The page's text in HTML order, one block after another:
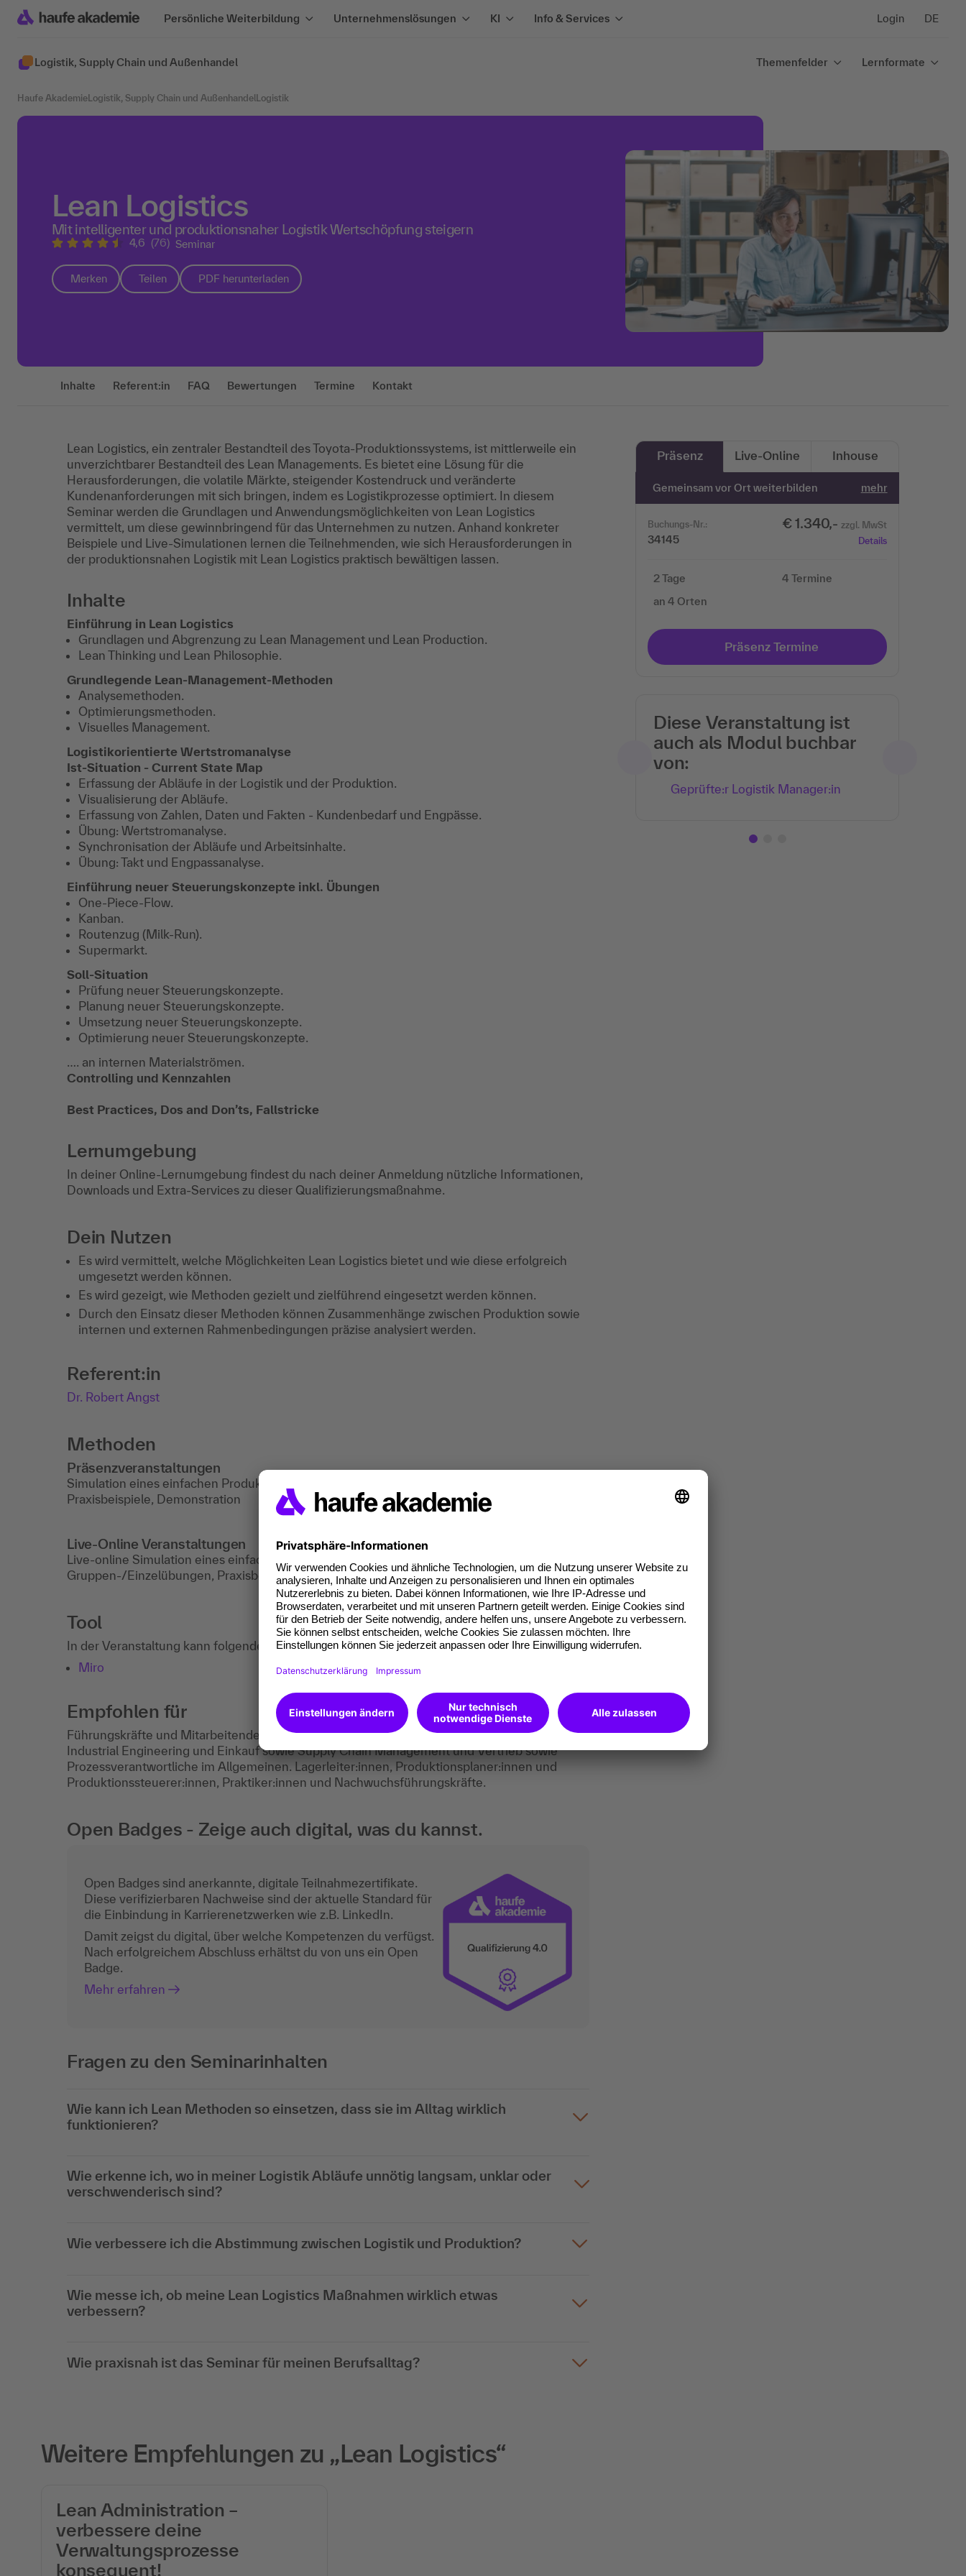
Persönliche Weiterbildung Unternehmenslösungen KI Info & Services Login DE
Logistik, Supply Chain und Außenhandel Themenfelder Lernformate
Haufe Akademie Logistik, Supply Chain und Außenhandel Logistik
Lean Logistics
Mit intelligenter und produktionsnaher Logistik Wertschöpfung steigern
4,6 (76) Seminar
Merken Teilen PDF herunterladen
Inhalte Referent:in FAQ Bewertungen Termine Kontakt
Lean Logistics, ein zentraler Bestandteil des Toyota-Produktionssystems, ist mittlerweile ein
unverzichtbarer Bestandteil des Lean Managements. Es bietet eine Lösung für die
Herausforderungen, die volatile Märkte, steigender Kostendruck und veränderte
Kundenanforderungen mit sich bringen, indem es Logistikprozesse optimiert. In diesem
Seminar werden die Grundlagen und Anwendungsmöglichkeiten von Lean Logistics
vermittelt, um diese gewinnbringend für das Unternehmen zu nutzen. Anhand konkreter
Beispiele und Live-Simulationen lernen die Teilnehmenden, wie sich Herausforderungen in
der produktionsnahen Logistik mit Lean Logistics praktisch bewältigen lassen.
Inhalte
Einführung in Lean Logistics
Grundlagen und Abgrenzung zu Lean Management und Lean Production.
Lean Thinking und Lean Philosophie.
Grundlegende Lean-Management-Methoden
Analysemethoden.
Optimierungsmethoden.
Visuelles Management.
Logistikorientierte Wertstromanalyse
Ist-Situation - Current State Map
Erfassung der Abläufe in der Logistik und der Produktion.
Visualisierung der Abläufe.
Erfassung von Zahlen, Daten und Fakten - Kundenbedarf und Engpässe.
Übung: Wertstromanalyse.
Synchronisation der Abläufe und Arbeitsinhalte.
Übung: Takt und Engpassanalyse.
Einführung neuer Steuerungskonzepte inkl. Übungen
One-Piece-Flow.
Kanban.
Routenzug (Milk-Run).
Supermarkt.
Soll-Situation
Prüfung neuer Steuerungskonzepte.
Planung neuer Steuerungskonzepte.
Umsetzung neuer Steuerungskonzepte.
Optimierung neuer Steuerungskonzepte.
…. an internen Materialströmen.
Controlling und Kennzahlen
Best Practices, Dos and Don’ts, Fallstricke
Lernumgebung
In deiner Online-Lernumgebung findest du nach deiner Anmeldung nützliche Informationen,
Downloads und Extra-Services zu dieser Qualifizierungsmaßnahme.
Dein Nutzen
Es wird vermittelt, welche Möglichkeiten Lean Logistics bietet und wie diese erfolgreich
umgesetzt werden können.
Es wird gezeigt, wie Methoden gezielt und zielführend eingesetzt werden können.
Durch den Einsatz dieser Methoden können Zusammenhänge zwischen Produktion sowie
internen und externen Rahmenbedingungen präzise analysiert werden.
Referent:in
Dr. Robert Angst
Methoden
Präsenzveranstaltungen
Simulation eines einfachen Produktionsprozesses, Impulsvorträge, Gruppen-/Einzelübungen,
Praxisbeispiele, Demonstration
Live-Online Veranstaltungen
Live-online Simulation eines einfachen Produktionsprozesses, Impulsvorträge,
Gruppen-/Einzelübungen, Praxisbeispiele, Demonstration
Tool
In der Veranstaltung kann folgendes Drittanbieter-Tool eingesetzt werden:
Miro
Empfohlen für
Führungskräfte und Mitarbeitende aus den Unternehmensbereichen Logistik, Produktion,
Industrial Engineering und Einkauf sowie Supply Chain Management und Vertrieb sowie
Prozessverantwortliche im Allgemeinen. Lagerleiter:innen, Produktionsplaner:innen und
Produktionssteuerer:innen, Praktiker:innen und Nachwuchsführungskräfte.
Open Badges - Zeige auch digital, was du kannst.
Open Badges sind anerkannte, digitale Teilnahmezertifikate.
Diese verifizierbaren Nachweise sind der aktuelle Standard für
die Einbindung in Karrierenetzwerken wie z.B. LinkedIn.
Damit zeigst du digital, über welche Kompetenzen du verfügst.
Nach erfolgreichem Abschluss erhältst du von uns ein Open
Badge.
Mehr erfahren
Fragen zu den Seminarinhalten
Wie kann ich Lean Methoden so einsetzen, dass sie im Alltag wirklich
funktionieren?
Wie erkenne ich, wo in meiner Logistik Abläufe unnötig langsam, unklar oder
verschwenderisch sind?
Wie verbessere ich die Abstimmung zwischen Logistik und Produktion?
Wie messe ich, ob meine Lean Logistics Maßnahmen wirklich etwas
verbessern?
Wie praxisnah ist das Seminar für meinen Berufsalltag?
Präsenz Live-Online Inhouse
Gemeinsam vor Ort weiterbilden mehr
Buchungs-Nr.:
34145
€ 1.340,- zzgl. MwSt
Details
2 Tage
an 4 Orten
4 Termine
Präsenz Termine
Diese Veranstaltung ist
auch als Modul buchbar
von:
Geprüfte:r Logistik Manager:in
Weitere Empfehlungen zu „Lean Logistics“
Lean Administration –
verbessere deine
Verwaltungsprozesse
konsequent!